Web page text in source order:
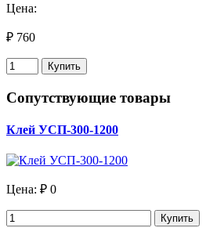
Цена:
₽ 760
Купить
Сопутствующие товары
Клей УСП-300-1200
Цена: ₽ 0
Купить